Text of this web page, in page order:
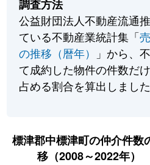
調査方法
公益財団法人不動産流通
ている不動産業統計集「
の推移（暦年）
」から、
て成約した物件の件数だ
占める割合を算出しました
標津郡中標津町の仲介件数
移（2008～2022年）